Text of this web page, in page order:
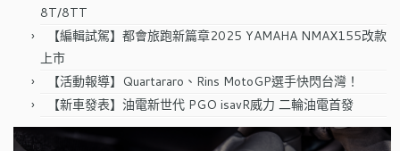
8T/8TT
【編輯試駕】都會旅跑新篇章2025 YAMAHA NMAX155改款
上市
【活動報導】Quartararo、Rins MotoGP選手快閃台灣！
【新車發表】油電新世代 PGO isavR威力 二輪油電首發